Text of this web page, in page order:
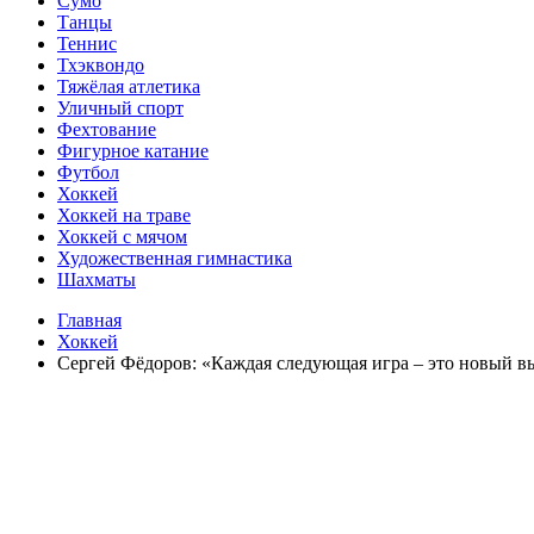
Танцы
Теннис
Тхэквондо
Тяжёлая атлетика
Уличный спорт
Фехтование
Фигурное катание
Футбол
Хоккей
Хоккей на траве
Хоккей с мячом
Художественная гимнастика
Шахматы
Главная
Хоккей
Сергей Фёдоров: «Каждая следующая игра – это новый